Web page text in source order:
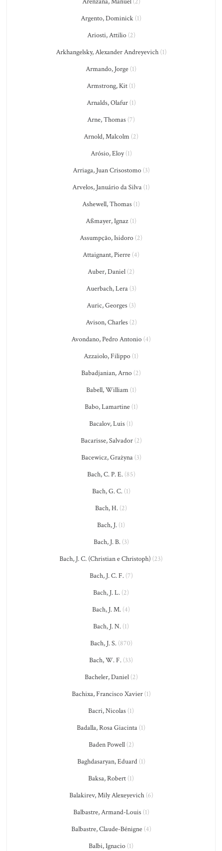
Argento, Dominick (1)
Ariosti, Attilio(2)
Arkhangelsky, Alexander Andreyevich(1)
Armando, Jorge (1)
Armstrong, Kit (1)
Arnalds, Olafur(1)
Arne, Thomas (7)
Arnold, Malcolm (2)
Arósio, Eloy(1)
Arriaga, Juan Crisostomo(3)
Arvelos, Januário da Silva (1)
Ashewell, Thomas (1)
Aßmayer, Ignaz (1)
Assumpção, Isidoro (2)
Attaignant, Pierre (4)
Auber, Daniel (2)
Auerbach, Lera(3)
Auric, Georges(3)
Avison, Charles(2)
Avondano, Pedro Antonio (4)
Azzaiolo, Filippo (1)
Babadjanian, Arno (2)
Babell, William(1)
Babo, Lamartine(1)
Bacalov, Luis (1)
Bacarisse, Salvador(2)
Bacewicz, Grażyna(3)
Bach, C. P. E.(85)
Bach, G. C.(1)
Bach, H. (2)
Bach, J. (1)
Bach, J. B.(3)
Bach, J. C. (Christian e Christoph) (23)
Bach, J. C. F.(7)
Bach, J. L. (2)
Bach, J. M. (4)
Bach, J. N. (1)
Bach, J. S.(870)
Bach, W. F. (33)
Bacheler, Daniel(2)
Bachixa, Francisco Xavier(1)
Bacri, Nicolas (1)
Badalla, Rosa Giacinta (1)
Baden Powell(2)
Baghdasaryan, Eduard(1)
Baksa, Robert (1)
Balakirev, Mily Alexeyevich(6)
Balbastre, Armand-Louis(1)
Balbastre, Claude-Bénigne(4)
Balbi, Ignacio (1)